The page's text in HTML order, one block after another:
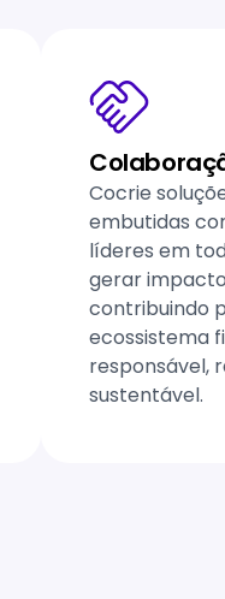
Cocrie
embutidas
líderes em
gerar
contribuindo
ecossistema
responsável,
sustentável.